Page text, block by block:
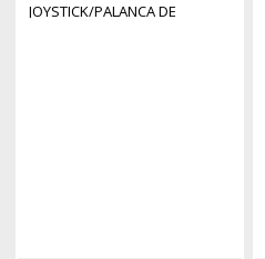
JOYSTICK/PALANCA DE